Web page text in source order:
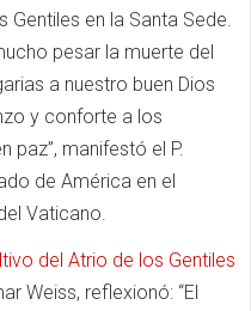
Gentiles en la Santa Sede.
pesar la muerte del
a nuestro buen Dios
y conforte a los
paz”, manifestó el P.
de América en el
Vaticano.
del Atrio de los Gentiles
Weiss, reflexionó: “El